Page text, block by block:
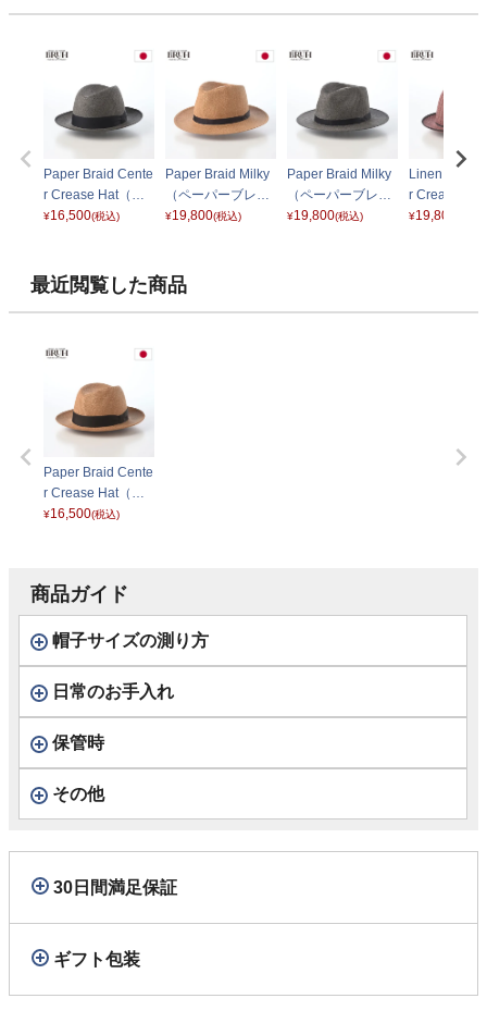
Paper Braid Cente
r Crease Hat（ペ
ーパーブレード セ
ャコール
¥16,500(税込)
Paper Braid Milky
（ペーパーブレー
ド ミルキー）325
¥19,800(税込)
Paper Braid Milky
（ペーパーブレー
ド ミルキー）325
¥19,800(税込)
Linen Braid
r Crease Hat
ネンブレー
¥19,800
最近閲覧した商品
Paper Braid Cente
r Crease Hat（ペ
ーパーブレード セ
¥16,500(税込)
商品ガイド
帽子サイズの測り方
日常のお手入れ
保管時
その他
30日間満足保証
ギフト包装